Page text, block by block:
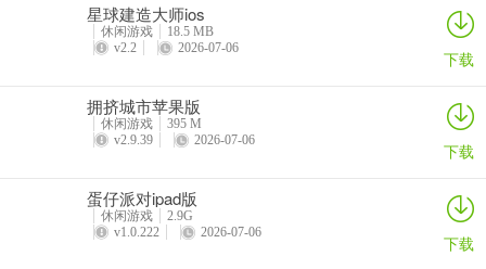
来到右侧画面，点击拾取熊人偶的衣服并使用，回到左侧点击蓝白相
来到右侧画面，打翻右边的垃圾桶，拾取两根打鼓的棍子。来到左侧
星球建造大师ios
休闲游戏
18.5 MB
v2.2
2026-07-06 下载
拥挤城市苹果版
休闲游戏
395 M
v2.9.39
2026-07-06 下载
蛋仔派对ipad版
休闲游戏
2.9G
v1.0.222
2026-07-06 下载